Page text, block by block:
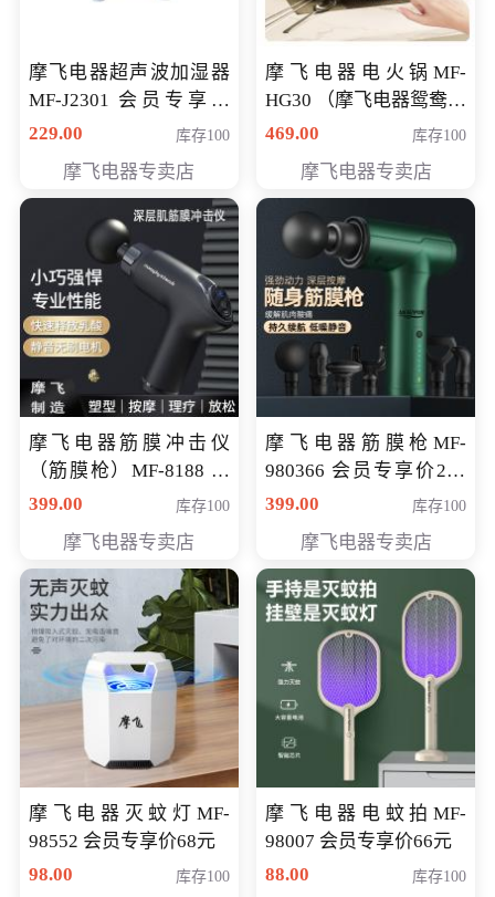
摩飞电器超声波加湿器
MF-J2301 会员专享价
168元
229.00 库存100
摩飞电器专卖店
摩飞电器电火锅MF-
HG30 （摩飞电器鸳鸯锅
MF-HG30 ） 会员专享价
469.00 库存100
摩飞电器专卖店
摩飞电器筋膜冲击仪
（筋膜枪）MF-8188 会
员专享价268元
399.00 库存100
摩飞电器专卖店
摩飞电器筋膜枪MF-
980366 会员专享价299
元
399.00 库存100
摩飞电器专卖店
摩飞电器灭蚊灯MF-
98552 会员专享价68元
98.00
库存100
摩飞电器电蚊拍MF-
98007 会员专享价66元
88.00
库存100